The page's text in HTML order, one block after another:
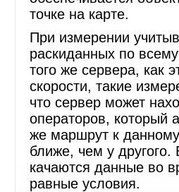
точке на карте.
При измерении
раскиданных по
того же сервера, как
скорости, такие
что сервер может
операторов, который
же маршрут к
ближе, чем у
качаются данные во
равные условия.